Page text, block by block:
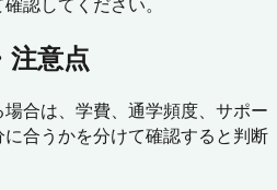
注意点
合は、学費、通学頻度、サポー
に合うかを分けて確認すると判断